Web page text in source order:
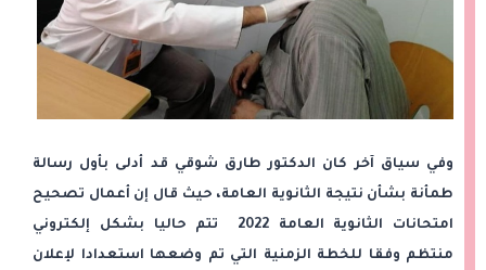
وفي سياق آخر كان الدكتور طارق شوقي قد أدلى بأول رسالة
طمأنة بشأن نتيجة الثانوية العامة، حيث قال إن أعمال تصحيح
امتحانات الثانوية العامة 2022 تتم حاليا بشكل إلكتروني
منتظم وفقا للخطة الزمنية التي تم وضعها استعدادا لإعلان